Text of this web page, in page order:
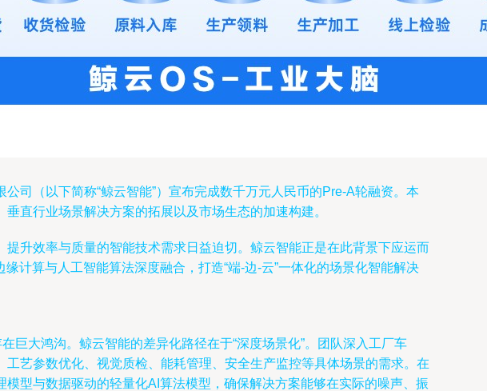
（以下简称“鲸云智能”）宣布完成数千万元人民币的Pre-A轮融资。本
直行业场景解决方案的拓展以及市场生态的加速构建。
升效率与质量的智能技术需求日益迫切。鲸云智能正是在此背景下应运而
计算与人工智能算法深度融合，打造“端-边-云”一体化的场景化智能解决
巨大鸿沟。鲸云智能的差异化路径在于“深度场景化”。团队深入工厂车
艺参数优化、视觉质检、能耗管理、安全生产监控等具体场景的需求。在
型与数据驱动的轻量化AI算法模型，确保解决方案能够在实际的噪声、振